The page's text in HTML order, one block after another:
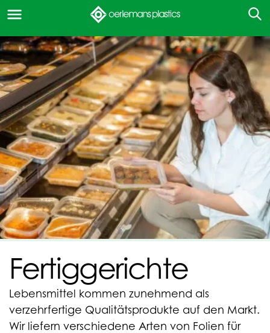
Fertiggerichte
Lebensmittel kommen zunehmend als
verzehrfertige Qualitätsprodukte auf den Markt.
Wir liefern verschiedene Arten von Folien für